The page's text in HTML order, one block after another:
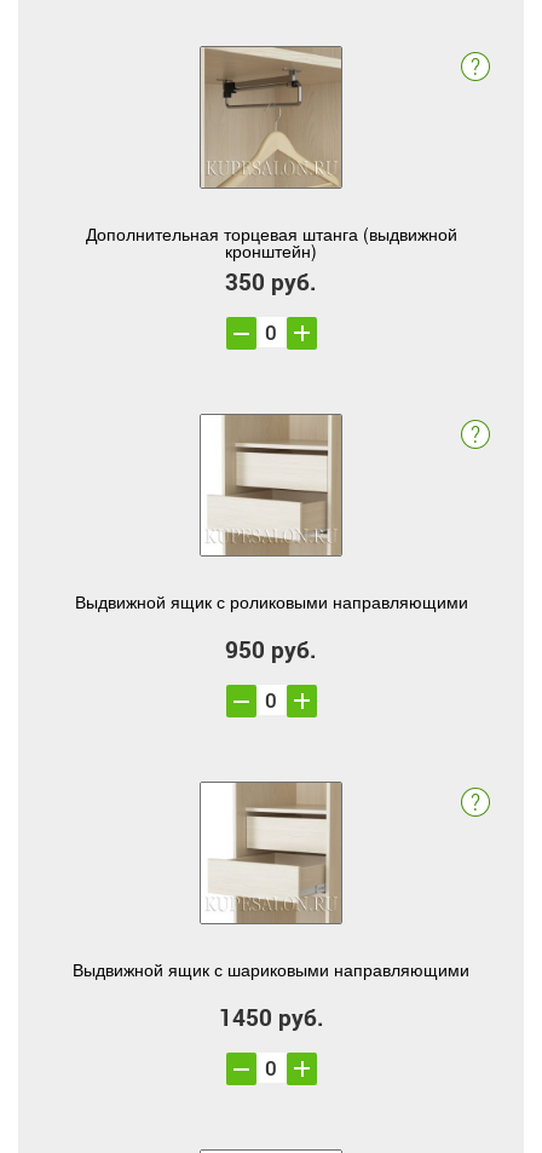
Дополнительная торцевая штанга (выдвижной
кронштейн)
350 руб.
Выдвижной ящик с роликовыми направляющими
950 руб.
Выдвижной ящик с шариковыми направляющими
1450 руб.